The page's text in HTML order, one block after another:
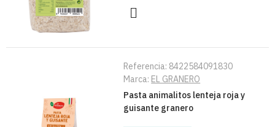
Referencia: 8422584091830
Marca: EL GRANERO
Pasta animalitos lenteja roja y
guisante granero